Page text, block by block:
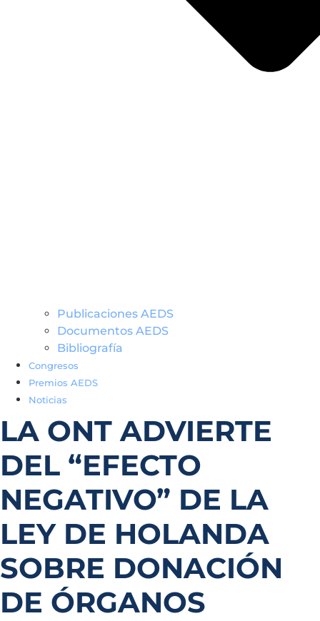
Publicaciones AEDS
Documentos AEDS
Bibliografía
Congresos
Premios AEDS
Noticias
LA ONT ADVIERTE
DEL “EFECTO
NEGATIVO” DE LA
LEY DE HOLANDA
SOBRE DONACIÓN
DE ÓRGANOS